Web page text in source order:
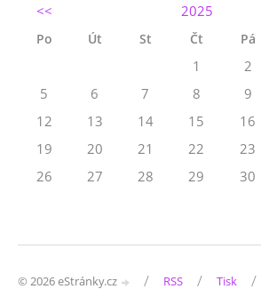
<<
2025
Po Út St Čt Pá
1 2
5
6 7 8 9
12
13 14 15 16
19
20 21 22 23
26
27 28 29 30
© 2026 eStránky.cz / RSS / Tisk /